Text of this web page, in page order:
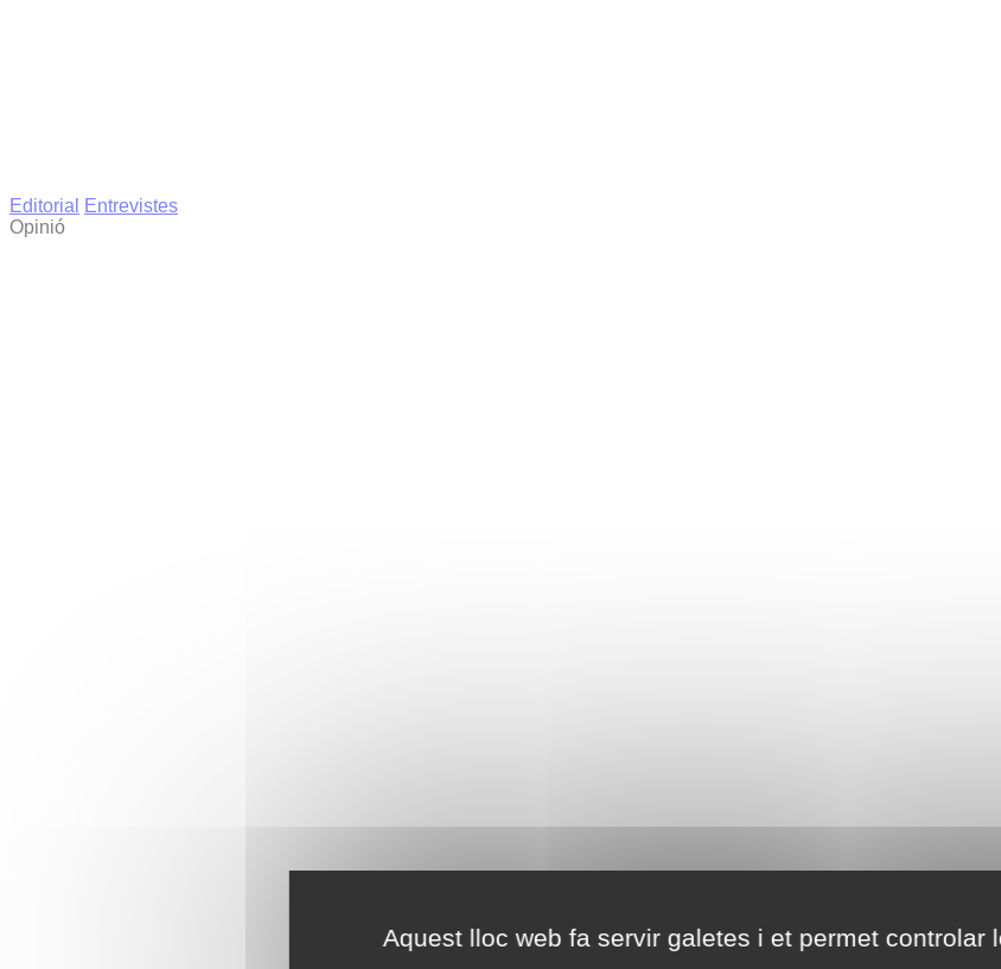
Aquest lloc web fa servir galetes i et permet controlar
Editorial
Entrevistes
Opinió